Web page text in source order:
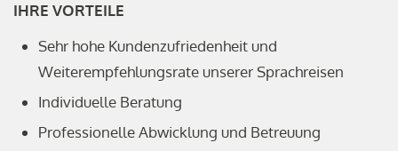
IHRE VORTEILE
Sehr hohe Kundenzufriedenheit und
Weiterempfehlungsrate unserer Sprachreisen
Individuelle Beratung
Professionelle Abwicklung und Betreuung